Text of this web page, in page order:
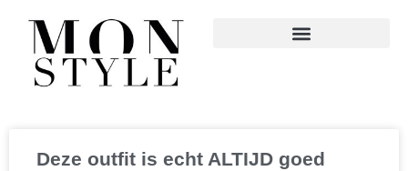
Deze outfit is echt ALTIJD goed